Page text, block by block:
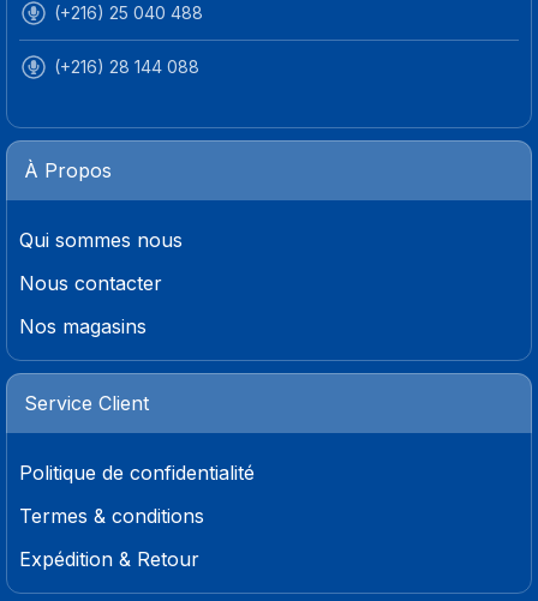
(+216) 25 040 488
(+216) 28 144 088
À Propos
Qui sommes nous
Nous contacter
Nos magasins
Service Client
Politique de confidentialité
Termes & conditions
Expédition & Retour